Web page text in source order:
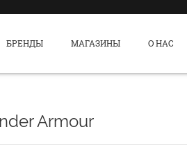
БРЕНДЫ МАГАЗИНЫ О НАС
Armour